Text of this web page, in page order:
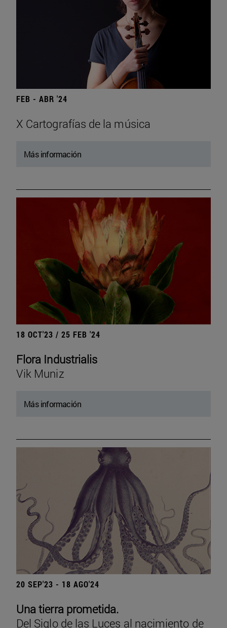
FEB - ABR '24
X Cartografías de la música
Más información
18 OCT'23 / 25 FEB '24
Flora Industrialis
Vik Muniz
Más información
20 SEP'23 - 18 AGO'24
Una tierra prometida.
Del Siglo de las Luces al nacimiento de